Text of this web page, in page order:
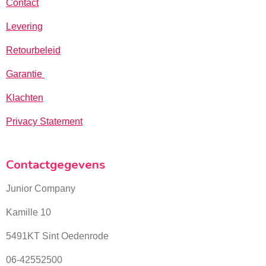
Contact
Levering
Retourbeleid
Garantie
Klachten
Privacy Statement
Contactgegevens
Junior Company
Kamille 10
5491KT Sint Oedenrode
06-42552500